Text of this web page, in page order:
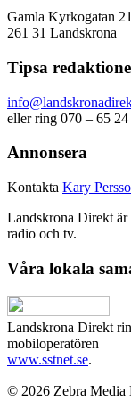
Gamla Kyrkogatan
261 31 Landskrona
Tipsa
eller ring 070 – 65 24
Annonsera
Kontakta Kary
Landskrona Direkt är
radio och tv.
Våra lokala
Landskrona Direkt
mobiloperatören
www.sstnet.se.
© 2026 Zebra Media